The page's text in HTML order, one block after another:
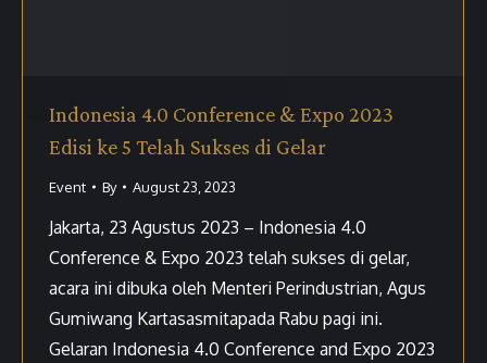
Indonesia 4.0 Conference & Expo 2023
Edisi ke 5 Telah Sukses di Gelar
Event By August 23, 2023
Jakarta, 23 Agustus 2023 – Indonesia 4.0
Conference & Expo 2023 telah sukses di gelar,
acara ini dibuka oleh Menteri Perindustrian, Agus
Gumiwang Kartasasmitapada Rabu pagi ini.
Gelaran Indonesia 4.0 Conference and Expo 2023